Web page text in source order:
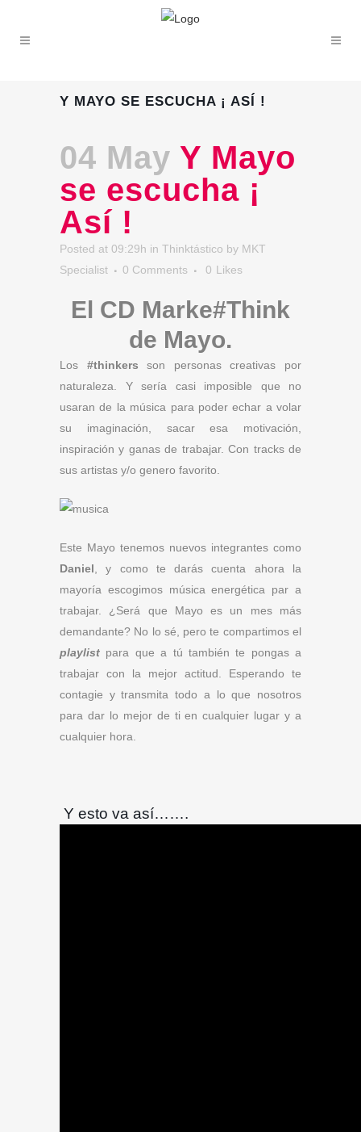
Y MAYO SE ESCUCHA ¡ ASÍ !
04 May Y Mayo
se escucha ¡
Así !
Posted at 09:29h in Thinktástico by MKT
Specialist
0 Comments 0 Likes
El CD Marke#Think
de Mayo.
Los #thinkers son personas creativas por
naturaleza. Y sería casi imposible que no
usaran de la música para poder echar a volar
su imaginación, sacar esa motivación,
inspiración y ganas de trabajar. Con tracks de
sus artistas y/o genero favorito.
Este Mayo tenemos nuevos integrantes como
Daniel , y como te darás cuenta ahora la
mayoría escogimos música energética par a
trabajar. ¿Será que Mayo es un mes más
demandante? No lo sé, pero te compartimos el
playlist para que a tú también te pongas a
trabajar con la mejor actitud. Esperando te
contagie y transmita todo a lo que nosotros
para dar lo mejor de ti en cualquier lugar y a
cualquier hora.
Y esto va así…….